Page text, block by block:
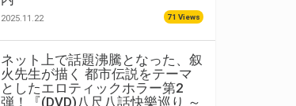
2025.11.22 71 Views
ネット上で話題沸騰となった、叙
火先生が描く 都市伝説をテーマ
としたエロティックホラー第2
弾！『(DVD)八尺八話快樂巡り ～